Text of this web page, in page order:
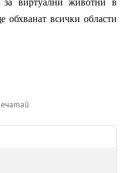
виртуални животни в
обхванат всички области